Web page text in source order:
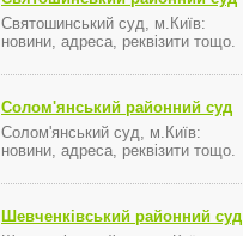
Святошинський суд, м.Київ:
новини, адреса, реквізити тощо.
Солом'янський районний суд
Солом'янський суд, м.Київ:
новини, адреса, реквізити тощо.
Шевченківський районний суд